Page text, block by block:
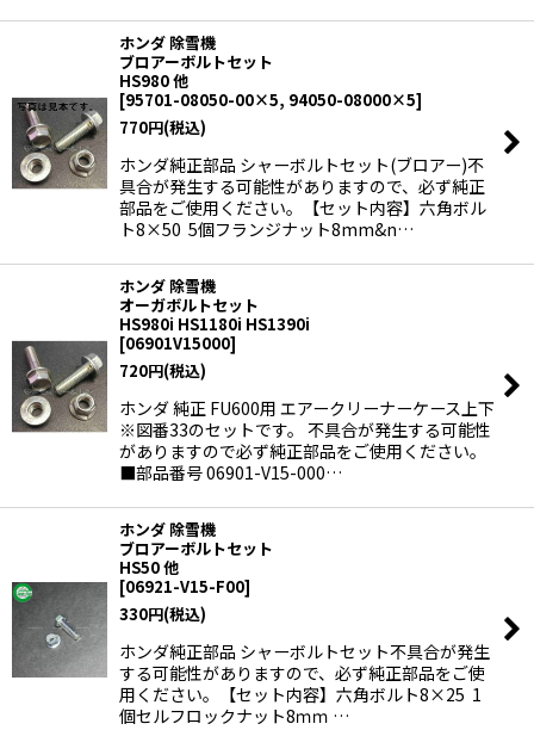
ホンダ 除雪機
ブロアーボルトセット
HS980 他
[95701-08050-00×5, 94050-08000×5]
770円(税込)
ホンダ純正部品 シャーボルトセット(ブロアー)不
具合が発生する可能性がありますので、必ず純正
部品をご使用ください。【セット内容】六角ボル
ト8×50 5個フランジナット8mm&n…
ホンダ 除雪機
オーガボルトセット
HS980i HS1180i HS1390i
[06901V15000]
720円(税込)
ホンダ 純正 FU600用 エアークリーナーケース上下
※図番33のセットです。 不具合が発生する可能性
がありますので必ず純正部品をご使用ください。
■部品番号 06901-V15-000…
ホンダ 除雪機
ブロアーボルトセット
HS50 他
[06921-V15-F00]
330円(税込)
ホンダ純正部品 シャーボルトセット不具合が発生
する可能性がありますので、必ず純正部品をご使
用ください。【セット内容】六角ボルト8×25 1
個セルフロックナット8ｍｍ …